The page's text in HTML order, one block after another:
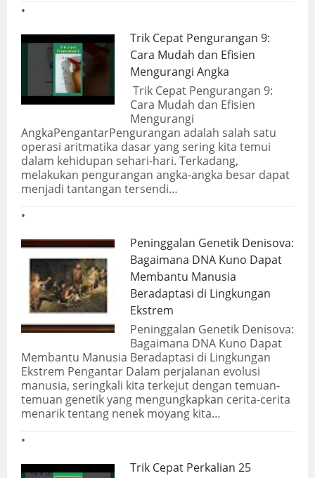
Trik Cepat Pengurangan 9:
Cara Mudah dan Efisien
Mengurangi Angka
Trik Cepat Pengurangan 9:
Cara Mudah dan Efisien
Mengurangi
AngkaPengantarPengurangan adalah salah satu
operasi aritmatika dasar yang sering kita temui
dalam kehidupan sehari-hari. Terkadang,
melakukan pengurangan angka-angka besar dapat
menjadi tantangan tersendi…
Peninggalan Genetik Denisova:
Bagaimana DNA Kuno Dapat
Membantu Manusia
Beradaptasi di Lingkungan
Ekstrem
Peninggalan Genetik Denisova:
Bagaimana DNA Kuno Dapat
Membantu Manusia Beradaptasi di Lingkungan
Ekstrem Pengantar Dalam perjalanan evolusi
manusia, seringkali kita terkejut dengan temuan-
temuan genetik yang mengungkapkan cerita-cerita
menarik tentang nenek moyang kita…
Trik Cepat Perkalian 25